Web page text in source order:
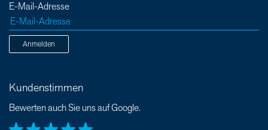
E-Mail-Adresse
Anmelden
Kundenstimmen
Bewerten auch Sie uns auf Google.